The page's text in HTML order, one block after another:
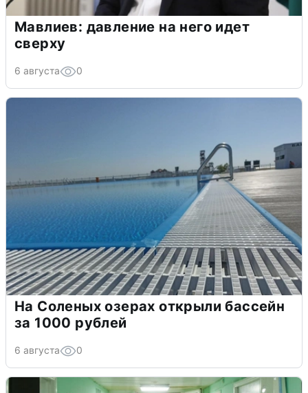
Мавлиев: давление на него идет
сверху
6 августа 0
На Соленых озерах открыли бассейн
за 1000 рублей
6 августа 0